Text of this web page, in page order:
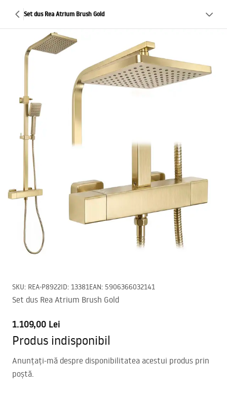
Set dus Rea Atrium Brush Gold
SKU: REA-P8922ID: 13381EAN: 5906366032141
Set dus Rea Atrium Brush Gold
1.109,00 Lei
Produs indisponibil
Anunțați-mă despre disponibilitatea acestui produs prin
poștă.